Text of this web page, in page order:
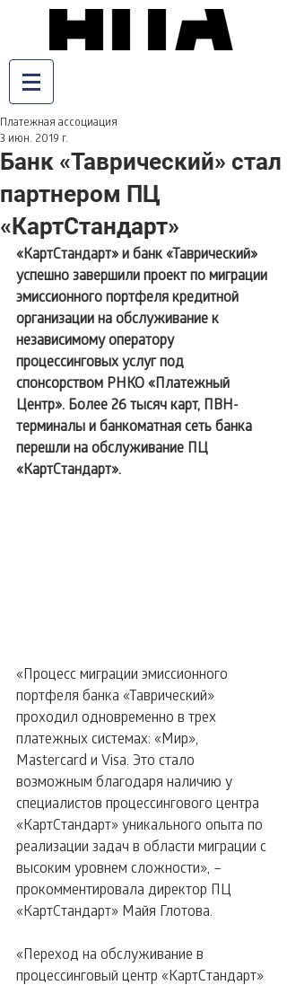
Банк «Таврический» стал
партнером ПЦ
«КартСтандарт»
Платежная ассоциация
3 июн. 2019 г.
«КартСтандарт» и банк «Таврический»
успешно завершили проект по миграции
эмиссионного портфеля кредитной
организации на обслуживание к
независимому оператору
процессинговых услуг под
спонсорством РНКО «Платежный
Центр». Более 26 тысяч карт, ПВН-
терминалы и банкоматная сеть банка
перешли на обслуживание ПЦ
«КартСтандарт».
«Процесс миграции эмиссионного
портфеля банка «Таврический»
проходил одновременно в трех
платежных системах: «Мир»,
Mastercard и Visa. Это стало
возможным благодаря наличию у
специалистов процессингового центра
«КартСтандарт» уникального опыта по
реализации задач в области миграции с
высоким уровнем сложности», –
прокомментировала директор ПЦ
«КартСтандарт» Майя Глотова.
«Переход на обслуживание в
процессинговый центр «КартСтандарт»